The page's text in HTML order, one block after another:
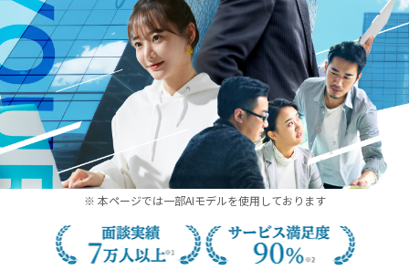
※ 本ページでは一部AIモデルを使用しております